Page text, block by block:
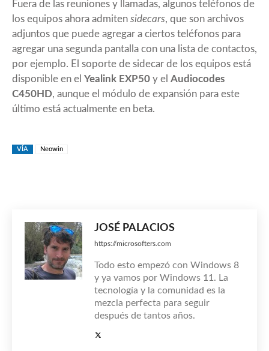
Fuera de las reuniones y llamadas, algunos teléfonos de
los equipos ahora admiten sidecars, que son archivos
adjuntos que puede agregar a ciertos teléfonos para
agregar una segunda pantalla con una lista de contactos,
por ejemplo. El soporte de sidecar de los equipos está
disponible en el Yealink EXP50 y el Audiocodes
C450HD, aunque el módulo de expansión para este
último está actualmente en beta.
VÍA Neowin
JOSÉ PALACIOS
https://microsofters.com
Todo esto empezó con Windows 8
y ya vamos por Windows 11. La
tecnología y la comunidad es la
mezcla perfecta para seguir
después de tantos años.